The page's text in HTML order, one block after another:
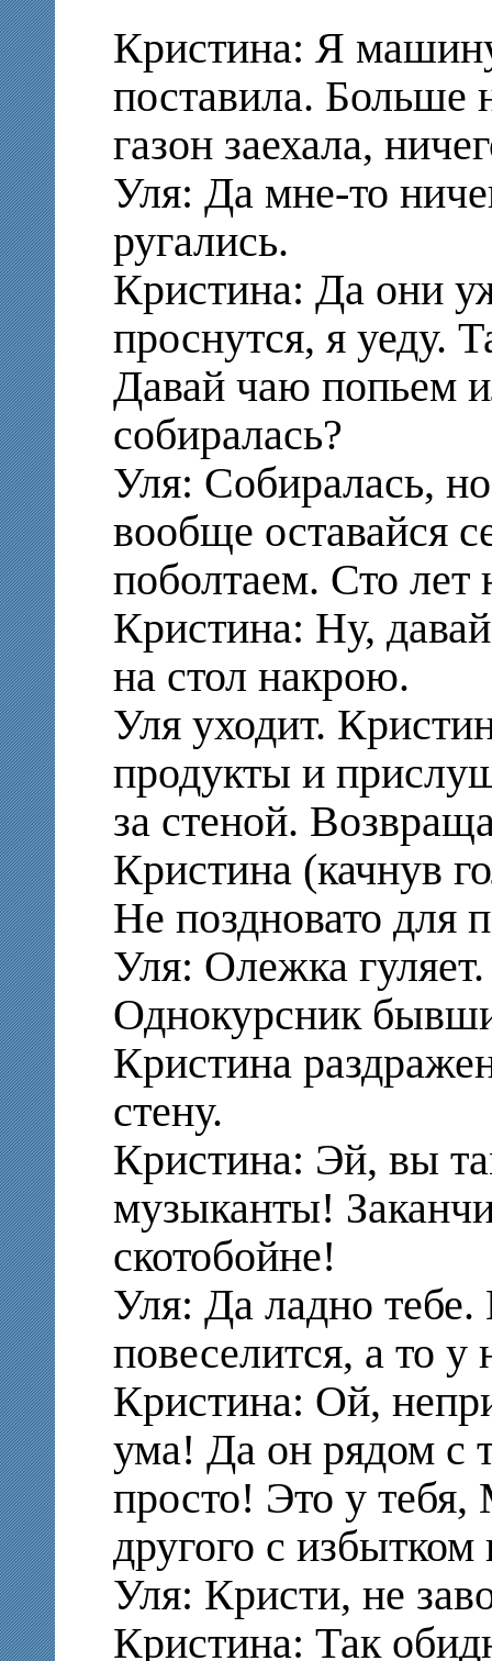
Кристина: Я
поставила. Больше
газон заехала,
Уля: Да мне-то
ругались.
Кристина: Да они
проснутся, я уеду.
Давай чаю попьем
собиралась?
Уля: Собиралась,
вообще оставайся
поболтаем. Сто лет
Кристина: Ну,
на стол накрою.
Уля уходит.
продукты и
за стеной.
Кристина (качнув
Не поздновато для
Уля: Олежка
Однокурсник
Кристина
стену.
Кристина: Эй, вы
музыканты!
скотобойне!
Уля: Да ладно
повеселится, а то у
Кристина: Ой,
ума! Да он рядом с
просто! Это у тебя,
другого с избытком
Уля: Кристи, не
Кристина: Так